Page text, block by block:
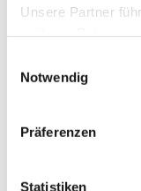
Unsere Partner
Notwendig
Präferenzen
Statistiken